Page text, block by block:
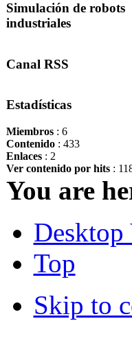
Simulación de robots
industriales
Canal RSS
Estadísticas
Miembros: 6
Contenido: 433
Enlaces: 2
Ver contenido por hits:
You are
Desktop
Top
Skip to